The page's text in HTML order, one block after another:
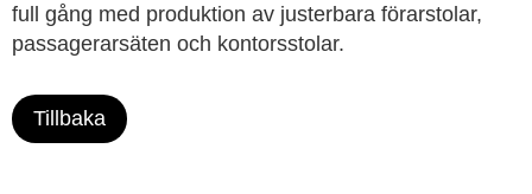
full gång med produktion av justerbara förarstolar,
passagerarsäten och kontorsstolar.
Tillbaka